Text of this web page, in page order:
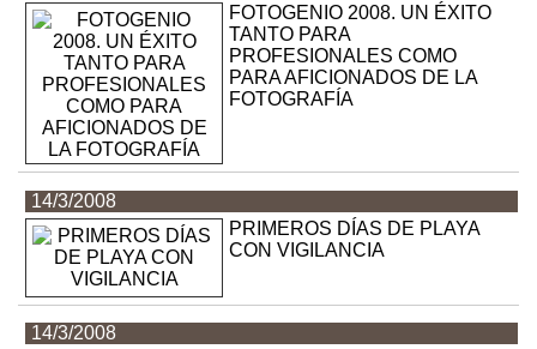
FOTOGENIO 2008. UN ÉXITO
TANTO PARA
PROFESIONALES COMO
PARA AFICIONADOS DE LA
FOTOGRAFÍA
14/3/2008
PRIMEROS DÍAS DE PLAYA
CON VIGILANCIA
14/3/2008